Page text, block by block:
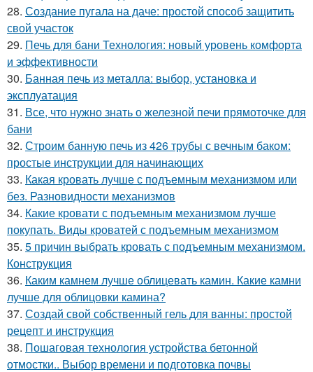
28. Создание пугала на даче: простой способ защитить
свой участок
29. Печь для бани Технология: новый уровень комфорта
и эффективности
30. Банная печь из металла: выбор, установка и
эксплуатация
31. Все, что нужно знать о железной печи прямоточке для
бани
32. Строим банную печь из 426 трубы с вечным баком:
простые инструкции для начинающих
33. Какая кровать лучше с подъемным механизмом или
без. Разновидности механизмов
34. Какие кровати с подъемным механизмом лучше
покупать. Виды кроватей с подъемным механизмом
35. 5 причин выбрать кровать с подъемным механизмом.
Конструкция
36. Каким камнем лучше облицевать камин. Какие камни
лучше для облицовки камина?
37. Создай свой собственный гель для ванны: простой
рецепт и инструкция
38. Пошаговая технология устройства бетонной
отмостки.. Выбор времени и подготовка почвы